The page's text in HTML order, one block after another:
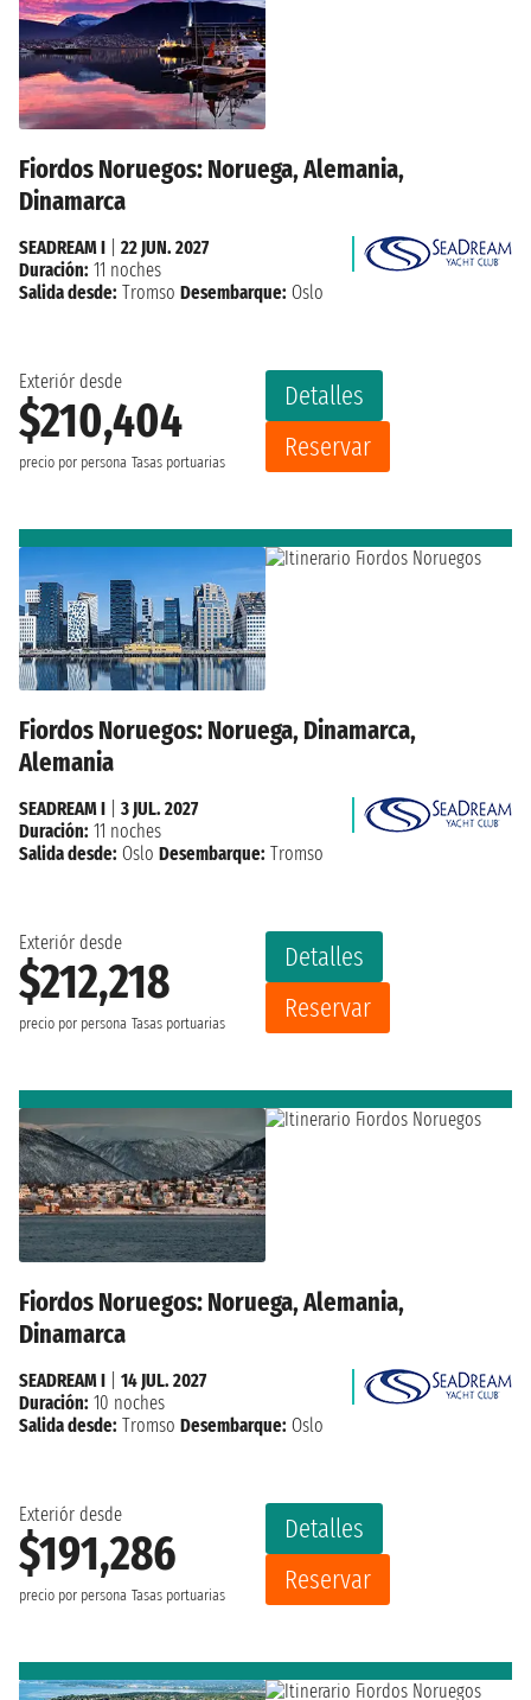
Fiordos Noruegos: Noruega, Alemania,
Dinamarca
Exteriór desde
$210,404
precio por persona Tasas portuarias
Detalles
Reservar
SEADREAM I
22 JUN. 2027
Duración: 11 noches
Salida desde: Tromso Desembarque: Oslo
Fiordos Noruegos: Noruega, Dinamarca,
Alemania
Exteriór desde
$212,218
precio por persona Tasas portuarias
Detalles
Reservar
SEADREAM I
3 JUL. 2027
Duración: 11 noches
Salida desde: Oslo Desembarque: Tromso
Fiordos Noruegos: Noruega, Alemania,
Dinamarca
Exteriór desde
$191,286
precio por persona Tasas portuarias
Detalles
Reservar
SEADREAM I
14 JUL. 2027
Duración: 10 noches
Salida desde: Tromso Desembarque: Oslo